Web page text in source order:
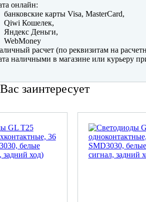
онлайн:
банковские карты Visa, MasterCard,
Qiwi Кошелек,
Яндекс Деньги,
WebMoney
расчет (по реквизитам на
наличными в магазине или курьеру
заинтересует